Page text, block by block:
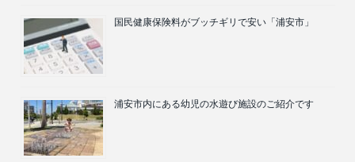
国民健康保険料がブッチギリで安い「浦安市」
浦安市内にある幼児の水遊び施設のご紹介です